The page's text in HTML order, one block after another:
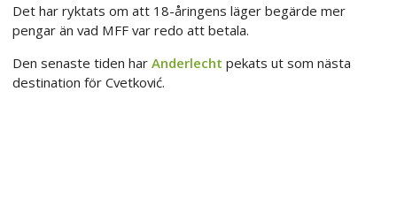
Det har ryktats om att 18-åringens läger begärde mer
pengar än vad MFF var redo att betala.
Den senaste tiden har Anderlecht pekats ut som nästa
destination för Cvetković.